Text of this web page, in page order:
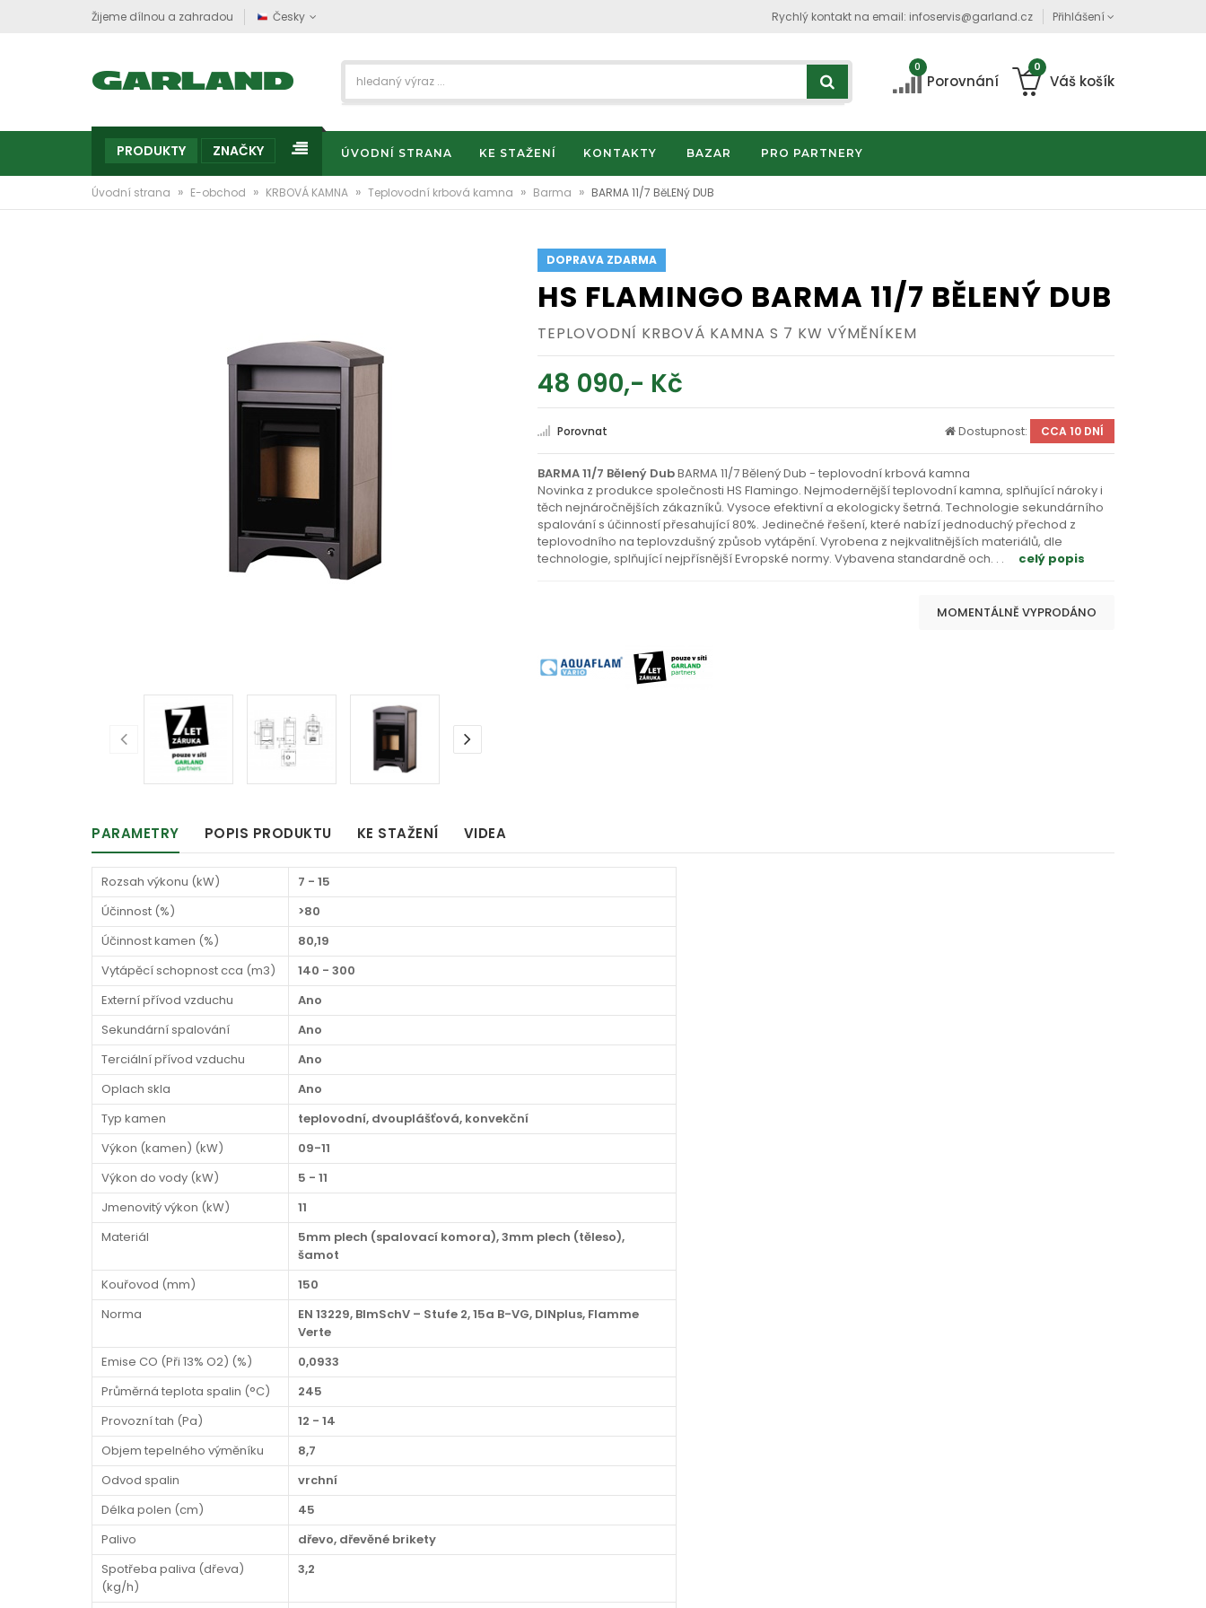
Žijeme dílnou a zahradou Česky Rychlý kontakt na email: infoservis@garland.cz Přihlášení
0
Porovnání
0
Váš košík
PRODUKTY ZNAČKY ÚVODNÍ STRANA KE STAŽENÍ KONTAKTY BAZAR PRO PARTNERY
Úvodní strana » E-obchod » KRBOVÁ KAMNA » Teplovodní krbová kamna » Barma » BARMA 11/7 BěLENý DUB
DOPRAVA ZDARMA
HS FLAMINGO BARMA 11/7 BĚLENÝ DUB
TEPLOVODNÍ KRBOVÁ KAMNA S 7 KW VÝMĚNÍKEM
48 090,- Kč
Porovnat Dostupnost: CCA 10 DNÍ
BARMA 11/7 Bělený DubBARMA 11/7 Bělený Dub - teplovodní krbová kamna
Novinka z produkce společnosti HS Flamingo. Nejmodernější teplovodní kamna, splňující nároky i
těch nejnáročnějších zákazníků. Vysoce efektivní a ekologicky šetrná. Technologie sekundárního
spalování s účinností přesahující 80%. Jedinečné řešení, které nabízí jednoduchý přechod z
teplovodního na teplovzdušný způsob vytápění. Vyrobena z nejkvalitnějších materiálů, dle
technologie, splňující nejpřísnější Evropské normy. Vybavena standardně och. . . celý popis
MOMENTÁLNĚ VYPRODÁNO
PARAMETRY POPIS PRODUKTU KE STAŽENÍ VIDEA
Rozsah výkonu (kW)
7 - 15
Účinnost (%)
>80
Účinnost kamen (%)
80,19
Vytápěcí schopnost cca (m3)
140 - 300
Externí přívod vzduchu
Ano
Sekundární spalování
Ano
Terciální přívod vzduchu
Ano
Oplach skla
Ano
Typ kamen
teplovodní, dvouplášťová, konvekční
Výkon (kamen) (kW)
09-11
Výkon do vody (kW)
5 - 11
Jmenovitý výkon (kW)
11
Materiál
5mm plech (spalovací komora), 3mm plech (těleso),
šamot
Kouřovod (mm)
150
Norma
EN 13229, BImSchV – Stufe 2, 15a B-VG, DINplus, Flamme
Verte
Emise CO (Při 13% O2) (%)
0,0933
Průměrná teplota spalin (°C)
245
Provozní tah (Pa)
12 - 14
Objem tepelného výměníku
8,7
Odvod spalin
vrchní
Délka polen (cm)
45
Palivo
dřevo, dřevěné brikety
Spotřeba paliva (dřeva)
(kg/h)
3,2